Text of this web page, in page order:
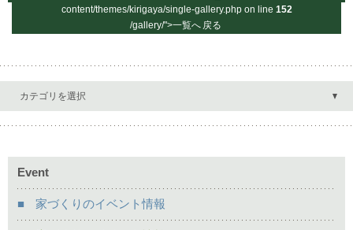
content/themes/kirigaya/single-gallery.php on line 152
/gallery/">一覧へ 戻る
カテゴリを選択
Event
家づくりのイベント情報